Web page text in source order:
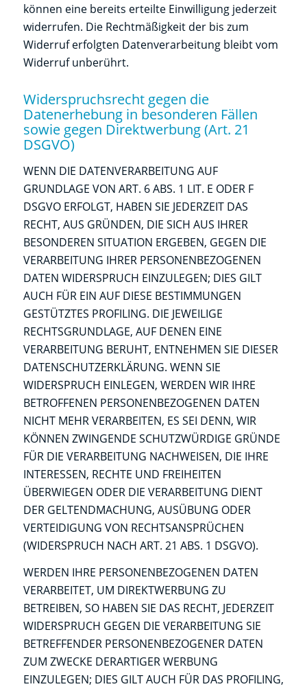
können eine bereits erteilte Einwilligung jederzeit
widerrufen. Die Rechtmäßigkeit der bis zum
Widerruf erfolgten Datenverarbeitung bleibt vom
Widerruf unberührt.
Widerspruchsrecht gegen die
Datenerhebung in besonderen Fällen
sowie gegen Direktwerbung (Art. 21
DSGVO)
WENN DIE DATENVERARBEITUNG AUF
GRUNDLAGE VON ART. 6 ABS. 1 LIT. E ODER F
DSGVO ERFOLGT, HABEN SIE JEDERZEIT DAS
RECHT, AUS GRÜNDEN, DIE SICH AUS IHRER
BESONDEREN SITUATION ERGEBEN, GEGEN DIE
VERARBEITUNG IHRER PERSONENBEZOGENEN
DATEN WIDERSPRUCH EINZULEGEN; DIES GILT
AUCH FÜR EIN AUF DIESE BESTIMMUNGEN
GESTÜTZTES PROFILING. DIE JEWEILIGE
RECHTSGRUNDLAGE, AUF DENEN EINE
VERARBEITUNG BERUHT, ENTNEHMEN SIE DIESER
DATENSCHUTZERKLÄRUNG. WENN SIE
WIDERSPRUCH EINLEGEN, WERDEN WIR IHRE
BETROFFENEN PERSONENBEZOGENEN DATEN
NICHT MEHR VERARBEITEN, ES SEI DENN, WIR
KÖNNEN ZWINGENDE SCHUTZWÜRDIGE GRÜNDE
FÜR DIE VERARBEITUNG NACHWEISEN, DIE IHRE
INTERESSEN, RECHTE UND FREIHEITEN
ÜBERWIEGEN ODER DIE VERARBEITUNG DIENT
DER GELTENDMACHUNG, AUSÜBUNG ODER
VERTEIDIGUNG VON RECHTSANSPRÜCHEN
(WIDERSPRUCH NACH ART. 21 ABS. 1 DSGVO).
WERDEN IHRE PERSONENBEZOGENEN DATEN
VERARBEITET, UM DIREKTWERBUNG ZU
BETREIBEN, SO HABEN SIE DAS RECHT, JEDERZEIT
WIDERSPRUCH GEGEN DIE VERARBEITUNG SIE
BETREFFENDER PERSONENBEZOGENER DATEN
ZUM ZWECKE DERARTIGER WERBUNG
EINZULEGEN; DIES GILT AUCH FÜR DAS PROFILING,